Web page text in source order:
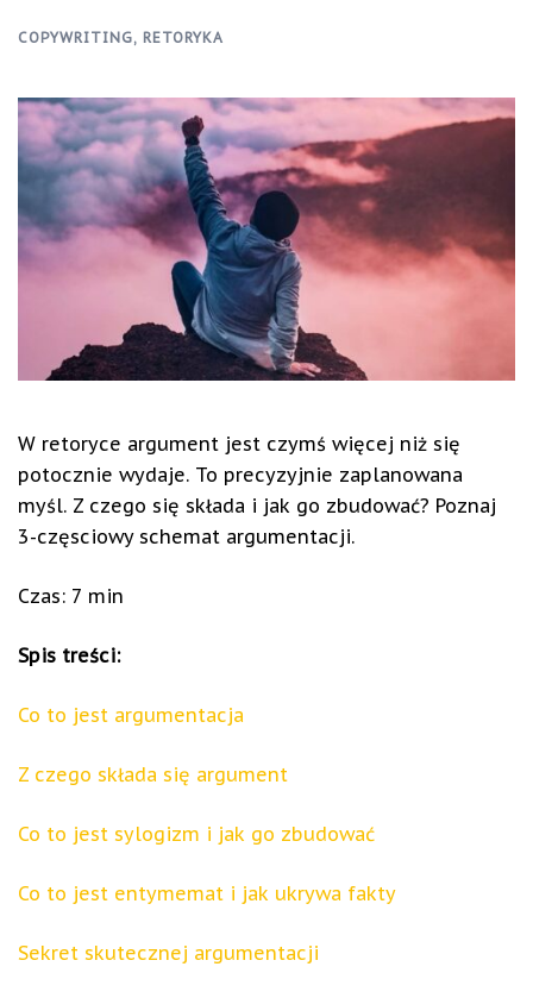
COPYWRITING, RETORYKA
W retoryce argument jest czymś więcej niż się
potocznie wydaje. To precyzyjnie zaplanowana
myśl. Z czego się składa i jak go zbudować? Poznaj
3-częsciowy schemat argumentacji.
Czas: 7 min
Spis treści:
Co to jest argumentacja
Z czego składa się argument
Co to jest sylogizm i jak go zbudować
Co to jest entymemat i jak ukrywa fakty
Sekret skutecznej argumentacji